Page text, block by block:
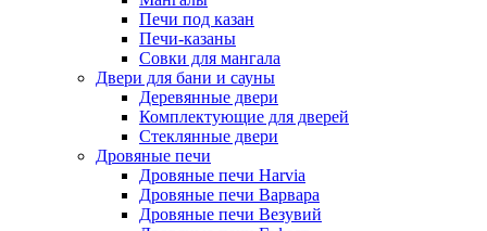
Печи под казан
Печи-казаны
Совки для мангала
Двери для бани и сауны
Деревянные двери
Комплектующие для дверей
Стеклянные двери
Дровяные печи
Дровяные печи Harvia
Дровяные печи Варвара
Дровяные печи Везувий